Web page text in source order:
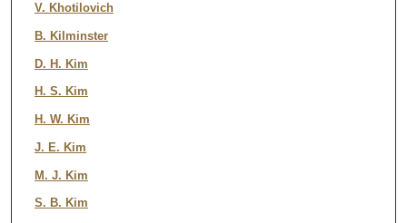
V. Khotilovich
B. Kilminster
D. H. Kim
H. S. Kim
H. W. Kim
J. E. Kim
M. J. Kim
S. B. Kim